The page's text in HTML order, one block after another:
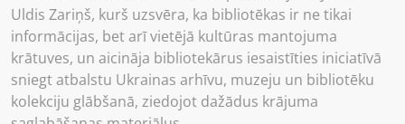
Uldis Zariņš, kurš uzsvēra, ka bibliotēkas ir ne tikai
informācijas, bet arī vietējā kultūras mantojuma
krātuves, un aicināja bibliotekārus iesaistīties iniciatīvā
sniegt atbalstu Ukrainas arhīvu, muzeju un bibliotēku
kolekciju glābšanā, ziedojot dažādus krājuma